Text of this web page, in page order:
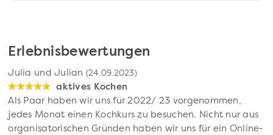
Erlebnisbewertungen
Julia und Julian (24.09.2023)
aktives Kochen
Als Paar haben wir uns für 2022/ 23 vorgenommen,
jedes Monat einen Kochkurs zu besuchen. Nicht nur aus
organisatorischen Gründen haben wir uns für ein Online-